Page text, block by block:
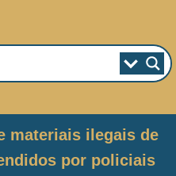
materiais ilegais de
por policiais